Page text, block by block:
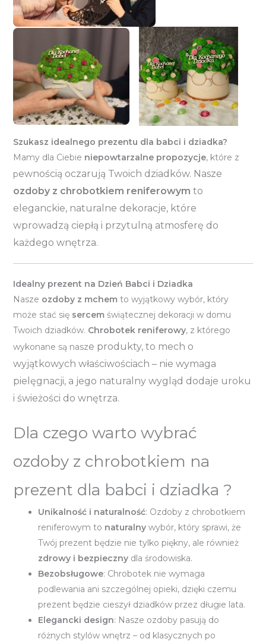
Szukasz idealnego prezentu dla babci i dziadka?
Mamy dla Ciebie niepowtarzalne propozycje, które z
pewnością oczarują Twoich dziadków. Nasze
ozdoby z chrobotkiem reniferowym to
eleganckie, naturalne dekoracje, które
wprowadzą ciepłą i przytulną atmosferę do
każdego wnętrza.
Idealny prezent na Dzień Babci i Dziadka
Nasze ozdoby z mchemto wyjątkowy wybór, który
może stać się sercemświątecznej dekoracji w domu
Twoich dziadków. Chrobotek reniferowy, z którego
wykonane są nasze produkty, to mech o
wyjątkowych właściwościach – nie wymaga
pielęgnacji, a jego naturalny wygląd dodaje uroku
i świeżości do wnętrza.
Dla czego warto wybrać
ozdoby z chrobotkiem na
prezent dla babci i dziadka ?
Unikalność i naturalność: Ozdoby z chrobotkiem
reniferowym to naturalnywybór, który sprawi, że
Twój prezent będzie nie tylko piękny, ale również
zdrowy i bezpiecznydla środowiska.
Bezobsługowe: Chrobotek nie wymaga
podlewania ani szczególnej opieki, dzięki czemu
prezent będzie cieszył dziadków przez długie lata.
Elegancki design: Nasze ozdoby pasują do
różnych stylów wnętrz – od klasycznych po